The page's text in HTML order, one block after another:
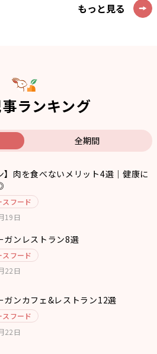
もっと見る
ランキング
全期間
】肉を食べないメリット4選｜健康に
フード
19日
ガンレストラン8選
フード
22日
ガンカフェ&レストラン12選
フード
22日